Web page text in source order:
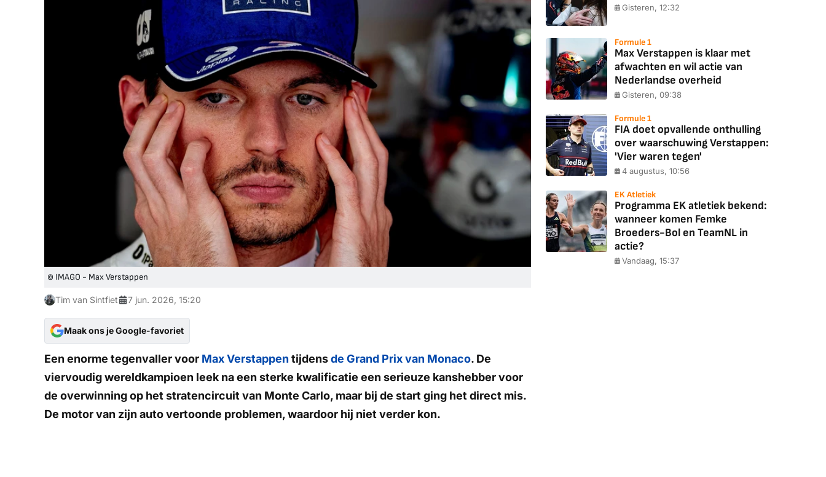
© IMAGO - Max Verstappen
Tim van Sintfiet 7 jun. 2026, 15:20
Maak ons je Google-favoriet
Een enorme tegenvaller voor Max Verstappen tijdensde Grand Prix van Monaco. De
viervoudig wereldkampioen leek na een sterke kwalificatie een serieuze kanshebber voor
de overwinning op het stratencircuit van Monte Carlo, maar bij de start ging het direct mis.
De motor van zijn auto vertoonde problemen, waardoor hij niet verder kon.
Gisteren, 12:32
Formule 1
Max Verstappen is klaar met
afwachten en wil actie van
Nederlandse overheid
Gisteren, 09:38
Formule 1
FIA doet opvallende onthulling
over waarschuwing Verstappen:
'Vier waren tegen'
4 augustus, 10:56
EK Atletiek
Programma EK atletiek bekend:
wanneer komen Femke
Broeders-Bol en TeamNL in
actie?
Vandaag, 15:37